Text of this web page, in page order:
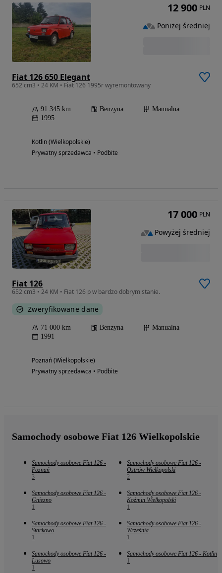
Fiat 126 650 Elegant
652 cm3 • 24 KM • Fiat 126 1995r wyremontowany
91 345 km Benzyna
Manualna
1995
Kotlin (Wielkopolskie)
Prywatny sprzedawca • Podbite
12 900 PLN
Poniżej średniej
Fiat 126
652 cm3 • 24 KM • Fiat 126 p w bardzo dobrym stanie.
Zweryfikowane dane
71 000 km Benzyna
Manualna
1991
Poznań (Wielkopolskie)
Prywatny sprzedawca • Podbite
17 000 PLN
Powyżej średniej
Samochody osobowe Fiat 126 Wielkopolskie
Samochody osobowe Fiat 126 -
Poznań
3
Samochody osobowe Fiat 126 -
Ostrów Wielkopolski
2
Samochody osobowe Fiat 126 -
Gniezno
1
Samochody osobowe Fiat 126 -
Koźmin Wielkopolski
1
Samochody osobowe Fiat 126 -
Starkowo
1
Samochody osobowe Fiat 126 -
Września
1
Samochody osobowe Fiat 126 -
Lusowo
1
Samochody osobowe Fiat 126 - Kotlin
1